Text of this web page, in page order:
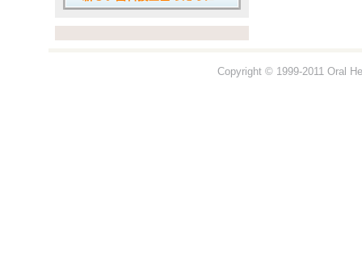
Copyright © 1999-2011 Oral